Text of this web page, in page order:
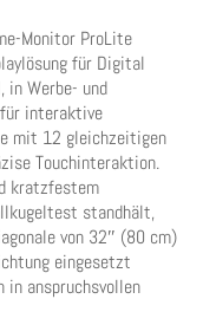
Monitor ProLite
für Digital
in Werbe- und
interaktive
mit 12 gleichzeitigen
Touchinteraktion.
kratzfestem
standhält,
von 32″ (80 cm)
eingesetzt
anspruchsvollen